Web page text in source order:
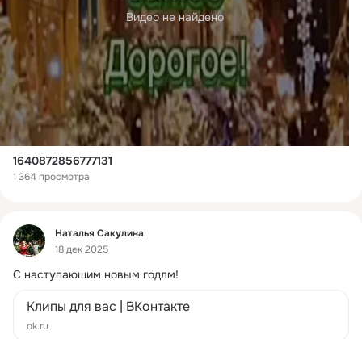
Видео не найдено
1640872856777131
1 364 просмотра
Фид
Наталья Сакулина
18 дек 2025
С наступающим новым годлм!
Клипы для вас | ВКонтакте
ok.ru